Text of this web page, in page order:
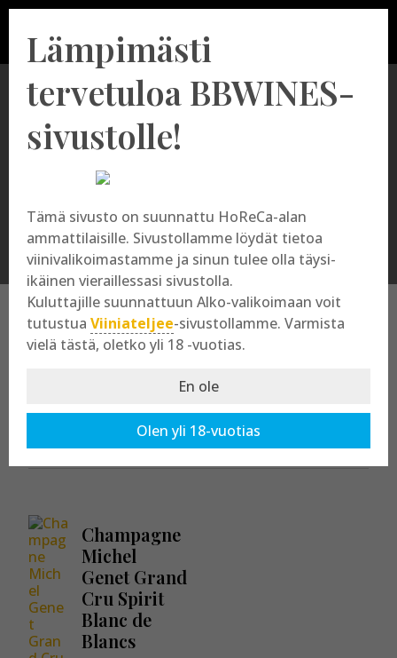
Chouilly
Kaikki tuotteet osastossa:Chouilly
Champagne
Michel
Genet Grand
Cru Spirit
Blanc de
Blancs
Lämpimästi
tervetuloa BBWINES-
sivustolle!
Tämä sivusto on suunnattu HoReCa-alan
ammattilaisille. Sivustollamme löydät tietoa
viinivalikoimastamme ja sinun tulee olla täysi-
ikäinen vieraillessasi sivustolla.
Kuluttajille suunnattuun Alko-valikoimaan voit
tutustua Viiniateljee-sivustollamme. Varmista
vielä tästä, oletko yli 18 -vuotias.
En ole
Olen yli 18-vuotias